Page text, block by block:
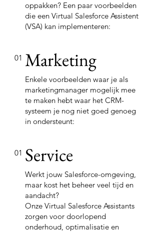
oppakken? Een paar voorbeelden
die een Virtual Salesforce Assistent
(VSA) kan implementeren:
01 Marketing
Enkele voorbeelden waar je als
marketingmanager mogelijk mee
te maken hebt waar het CRM-
systeem je nog niet goed genoeg
in ondersteunt:
01 Service
Werkt jouw Salesforce-omgeving,
maar kost het beheer veel tijd en
aandacht?
Onze Virtual Salesforce Assistants
zorgen voor doorlopend
onderhoud, optimalisatie en